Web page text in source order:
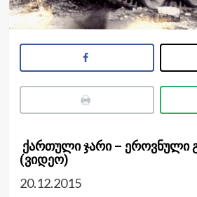
ქართული ჯარი – ეროვნული
(ვიდეო)
20.12.2015